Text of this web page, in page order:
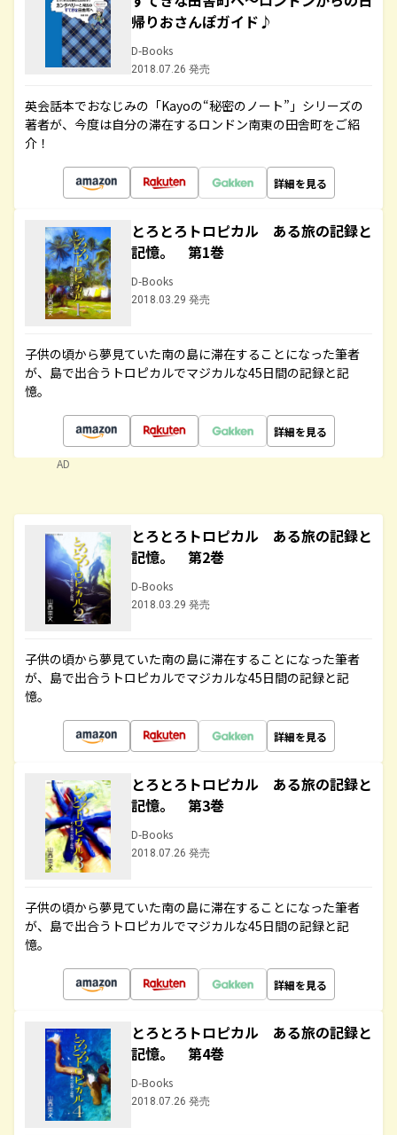
帰りおさんぽガイド♪
D-Books
2018.07.26 発売
英会話本でおなじみの「Kayoの“秘密のノート”」シリーズの
著者が、今度は自分の滞在するロンドン南東の田舎町をご紹
介！
詳細を見る
とろとろトロピカル ある旅の記録と
記憶。 第1巻
D-Books
2018.03.29 発売
子供の頃から夢見ていた南の島に滞在することになった筆者
が、島で出合うトロピカルでマジカルな45日間の記録と記
憶。
詳細を見る
AD
とろとろトロピカル ある旅の記録と
記憶。 第2巻
D-Books
2018.03.29 発売
子供の頃から夢見ていた南の島に滞在することになった筆者
が、島で出合うトロピカルでマジカルな45日間の記録と記
憶。
詳細を見る
とろとろトロピカル ある旅の記録と
記憶。 第3巻
D-Books
2018.07.26 発売
子供の頃から夢見ていた南の島に滞在することになった筆者
が、島で出合うトロピカルでマジカルな45日間の記録と記
憶。
詳細を見る
とろとろトロピカル ある旅の記録と
記憶。 第4巻
D-Books
2018.07.26 発売